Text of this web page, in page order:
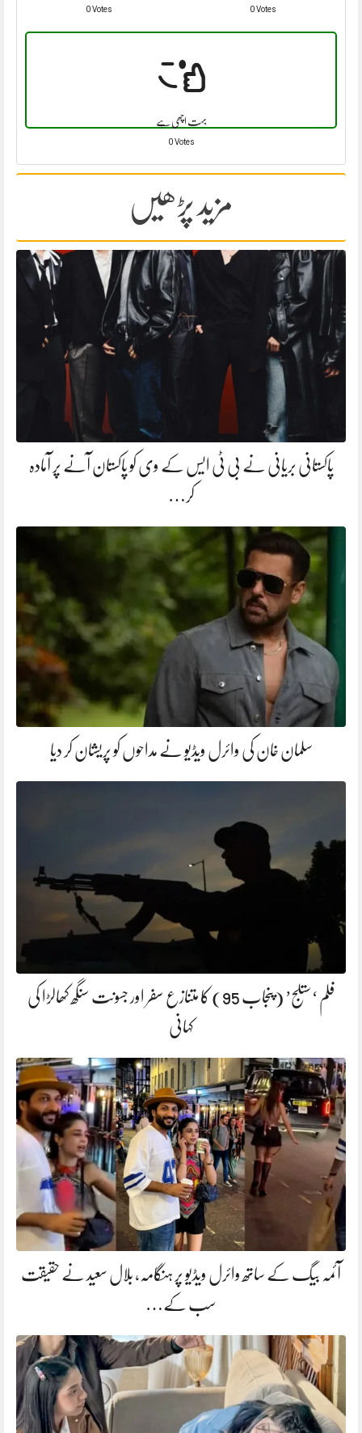
0 Votes 0 Votes
بہت اچھی ہے
0 Votes
مزید پڑھیں
پاکستانی بریانی نے بی ٹی ایس کے وی کو پاکستان آنے پر آمادہ
کر…
سلمان خان کی وائرل ویڈیو نے مداحوں کو پریشان کر دیا
فلم ‘ستلج’ (پنجاب 95) کا متنازع سفر اور جسونت سنگھ کھالڑا کی
کہانی
آئمہ بیگ کے ساتھ وائرل ویڈیو پر ہنگامہ، بلال سعید نے حقیقت
سب کے…